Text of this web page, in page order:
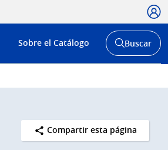
Menú
de
Sobre el Catálogo
Abrir
buscador
Buscar
Compartir esta página